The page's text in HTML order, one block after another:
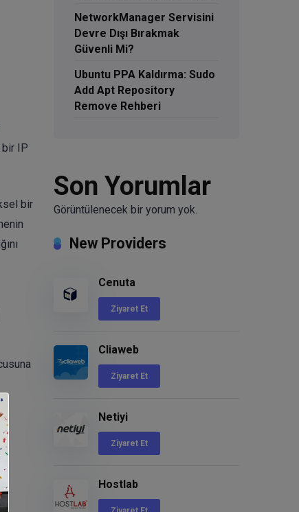
bir IP
bir
NetworkManager Servisini
Devre Dışı Bırakmak
Güvenli Mi?
Ubuntu PPA Kaldırma: Sudo
Add Apt Repository
Remove Rehberi
Son Yorumlar
Görüntülenecek bir yorum yok.
New Providers
Cenuta
Ziyaret Et
Cliaweb
Ziyaret Et
Netiyi
Ziyaret Et
Hostlab